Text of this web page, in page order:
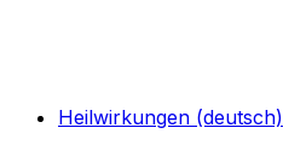
Heilwirkungen (deutsch)